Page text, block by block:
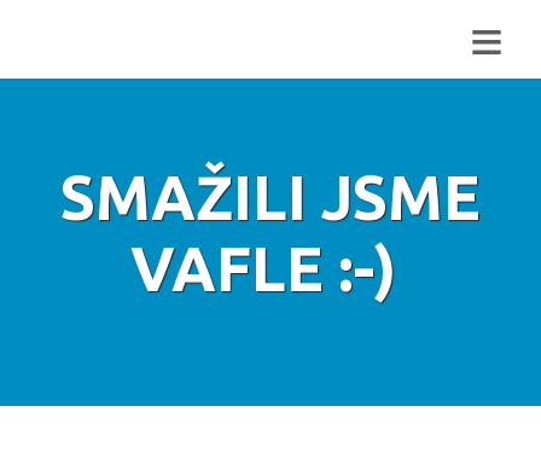
≡
SMAŽILI JSME
VAFLE :-)